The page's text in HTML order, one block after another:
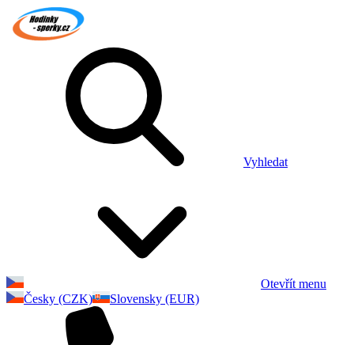
Vyhledat
Otevřít menu
Česky (CZK)
Slovensky (EUR)